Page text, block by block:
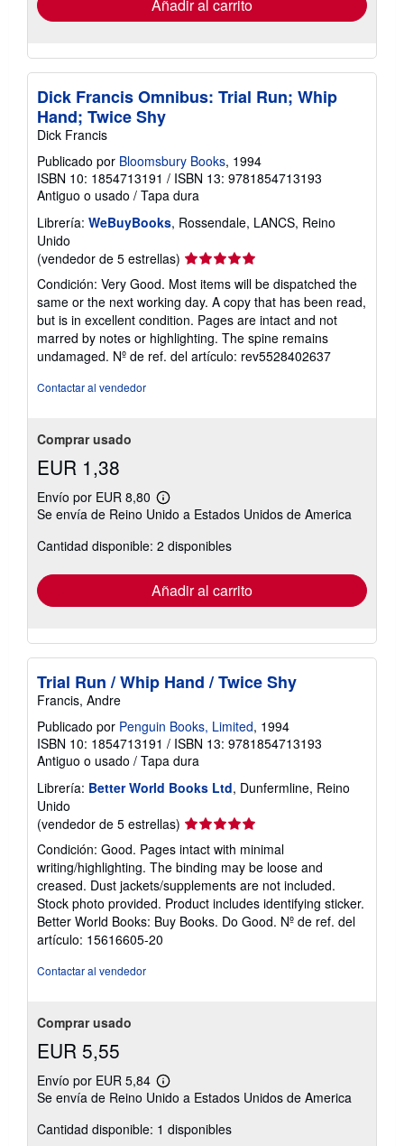
Añadir al carrito
Dick Francis Omnibus: Trial Run; Whip
Hand; Twice Shy
Dick Francis
Publicado por Bloomsbury Books, 1994
ISBN 10: 1854713191 / ISBN 13: 9781854713193
Antiguo o usado / Tapa dura
Librería: WeBuyBooks, Rossendale, LANCS, Reino
Unido
(vendedor de 5 estrellas) Calificación
del
vendedor:
5
de
5
estrellas
Condición: Very Good. Most items will be dispatched the
same or the next working day. A copy that has been read,
but is in excellent condition. Pages are intact and not
marred by notes or highlighting. The spine remains
undamaged. Nº de ref. del artículo: rev5528402637
Contactar al vendedor
Comprar usado
EUR 1,38
Envío por EUR 8,80
Más
información
las
tarifas
envío
Se envía de Reino Unido a Estados Unidos de America
Cantidad disponible: 2 disponibles
Añadir al carrito
Trial Run / Whip Hand / Twice Shy
Francis, Andre
Publicado por Penguin Books, Limited, 1994
ISBN 10: 1854713191 / ISBN 13: 9781854713193
Antiguo o usado / Tapa dura
Librería: Better World Books Ltd, Dunfermline, Reino
Unido
(vendedor de 5 estrellas) Calificación
del
vendedor:
5
de
5
estrellas
Condición: Good. Pages intact with minimal
writing/highlighting. The binding may be loose and
creased. Dust jackets/supplements are not included.
Stock photo provided. Product includes identifying sticker.
Better World Books: Buy Books. Do Good. Nº de ref. del
artículo: 15616605-20
Contactar al vendedor
Comprar usado
EUR 5,55
Envío por EUR 5,84
Más
información
las
tarifas
Se envía de Reino Unido a Estados Unidos de America
Cantidad disponible: 1 disponibles